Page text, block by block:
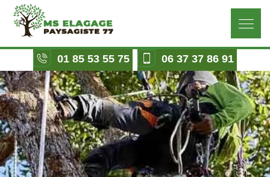
01 85 53 55 75 06 37 37 86 91